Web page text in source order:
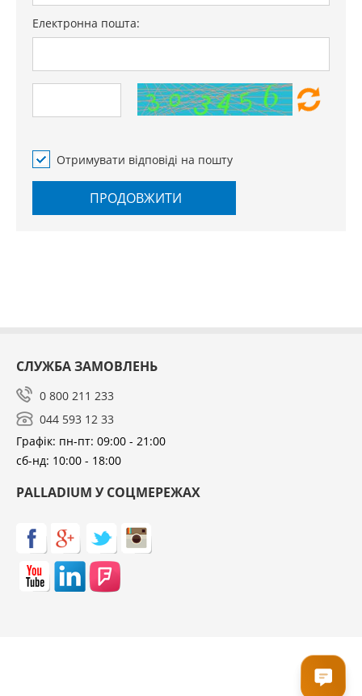
Електронна пошта:
Отримувати відповіді на пошту
ПРОДОВЖИТИ
СЛУЖБА ЗАМОВЛЕНЬ
0 800 211 233
044 593 12 33
Графік: пн-пт: 09:00 - 21:00
сб-нд: 10:00 - 18:00
PALLADIUM У СОЦМЕРЕЖАХ